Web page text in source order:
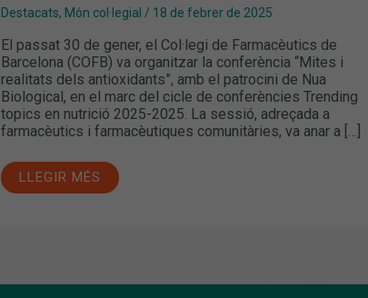
Destacats, Món col·legial / 18 de febrer de 2025
El passat 30 de gener, el Col·legi de Farmacèutics de
Barcelona (COFB) va organitzar la conferència “Mites i
realitats dels antioxidants”, amb el patrocini de Nua
Biological, en el marc del cicle de conferències Trending
topics en nutrició 2025-2025. La sessió, adreçada a
farmacèutics i farmacèutiques comunitàries, va anar a […]
LLEGIR MÉS